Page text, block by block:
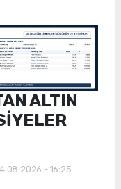
ALTIN
- 16:25